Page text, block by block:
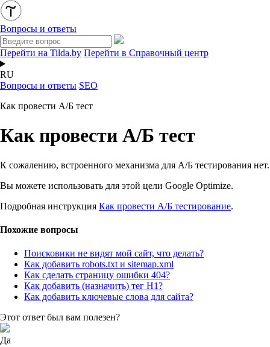
Вопросы и ответы
Перейти на Tilda.by Перейти в Справочный центр
RU
Вопросы и ответы SEO
Как провести А/Б тест
Как провести А/Б тест
К сожалению, встроенного механизма для А/Б тестирования нет.
Вы можете использовать для этой цели Google Optimize.
Подробная инструкция Как провести А/Б тестирование.
Похожие вопросы
Поисковики не видят мой сайт, что делать?
Как добавить robots.txt и sitemap.xml
Как сделать страницу ошибки 404?
Как добавить (назначить) тег H1?
Как добавить ключевые слова для сайта?
Этот ответ был вам полезен?
Да